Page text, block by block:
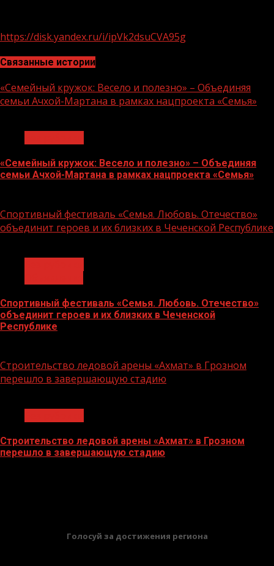
https://disk.yandex.ru/i/ipVk2dsuCVA95g
Связанные истории
«Семейный кружок: Весело и полезно» – Объединяя
семьи Ачхой-Мартана в рамках нацпроекта «Семья»
«Семейный кружок: Весело и полезно» – Объединяя
семьи Ачхой-Мартана в рамках нацпроекта «Семья»
Спортивный фестиваль «Семья. Любовь. Отечество»
объединит героев и их близких в Чеченской Республике
Спортивный фестиваль «Семья. Любовь. Отечество»
объединит героев и их близких в Чеченской
Республике
Строительство ледовой арены «Ахмат» в Грозном
перешло в завершающую стадию
Строительство ледовой арены «Ахмат» в Грозном
перешло в завершающую стадию
Голосуй за достижения региона